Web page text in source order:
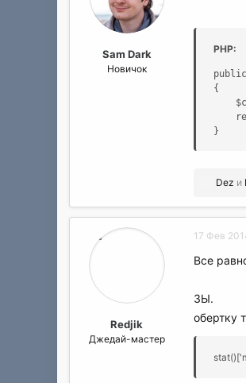
Sam Dark
Новичок
PHP:
{
}
Р
а
ц
и
Dez и
Redjik
Джедай-мастер
17 Фев
Все
ЗЫ.
обертку